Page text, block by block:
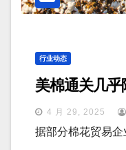
行业动态
美棉通关几
4 月 29, 2025
据部分棉花贸易